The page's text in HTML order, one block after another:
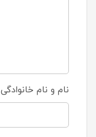
نام و نام خانوادگی